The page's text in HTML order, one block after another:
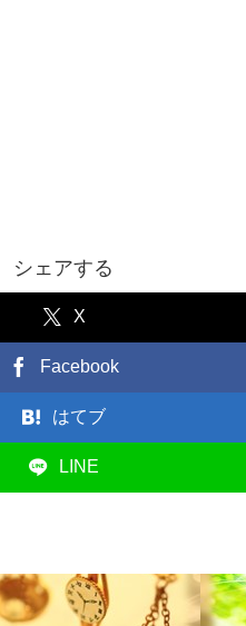
シェアする
X
Facebook
はてブ
LINE